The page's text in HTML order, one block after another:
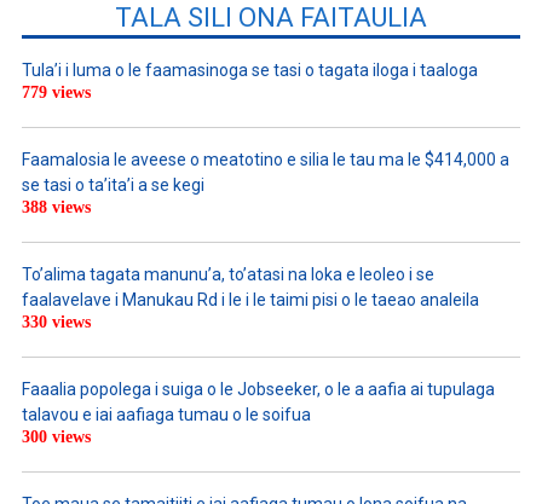
TALA SILI ONA FAITAULIA
Tula’i i luma o le faamasinoga se tasi o tagata iloga i taaloga
779 views
Faamalosia le aveese o meatotino e silia le tau ma le $414,000 a
se tasi o ta’ita’i a se kegi
388 views
To’alima tagata manunu’a, to’atasi na loka e leoleo i se
faalavelave i Manukau Rd i le i le taimi pisi o le taeao analeila
330 views
Faaalia popolega i suiga o le Jobseeker, o le a aafia ai tupulaga
talavou e iai aafiaga tumau o le soifua
300 views